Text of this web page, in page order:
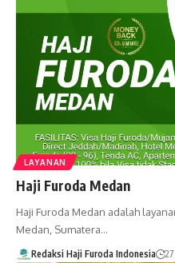
LAYANAN
Haji Furoda Medan
Haji Furoda Medan adalah
Medan, Sumatera…
Redaksi Haji Furoda Indonesia